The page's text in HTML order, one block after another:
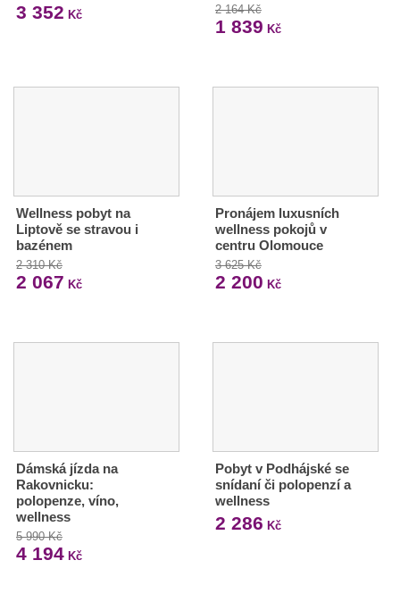
3 352 Kč 2 164 Kč
1 839 Kč
Wellness pobyt na
Liptově se stravou i
bazénem
2 310 Kč
2 067 Kč
Pronájem luxusních
wellness pokojů v
centru Olomouce
3 625 Kč
2 200 Kč
Dámská jízda na
Rakovnicku:
polopenze, víno,
wellness
5 990 Kč
4 194 Kč
Pobyt v Podhájské se
snídaní či polopenzí a
wellness
2 286 Kč